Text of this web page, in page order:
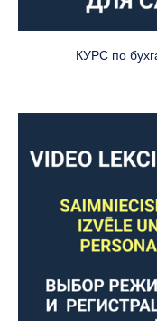
КУРС по